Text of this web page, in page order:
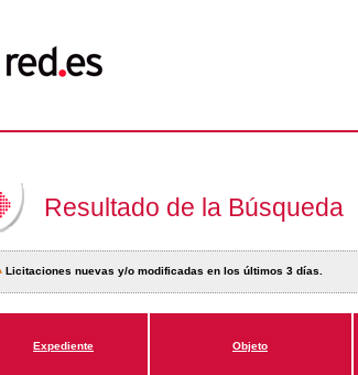
Resultado de la Búsqueda
Licitaciones nuevas y/o modificadas en los últimos 3 días.
Expediente Objeto